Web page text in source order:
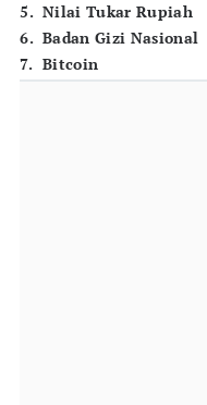
5. Nilai Tukar Rupiah
6. Badan Gizi Nasional
7. Bitcoin